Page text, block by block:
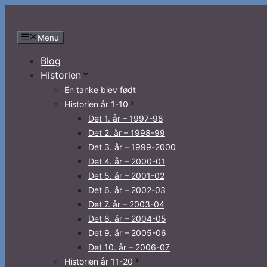
indholdMenu
Blog
Historien
En tanke blev født
Historien år 1-10
Det 1. år – 1997-98
Det 2. år – 1998-99
Det 3. år – 1999-2000
Det 4. år – 2000-01
Det 5. år – 2001-02
Det 6. år – 2002-03
Det 7. år – 2003-04
Det 8. år – 2004-05
Det 9. år – 2005-06
Det 10. år – 2006-07
Historien år 11-20